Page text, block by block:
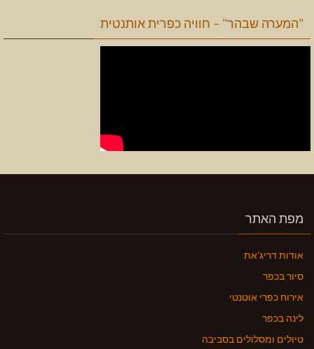
"המערה שבהר" – חוויה כפרית אותנטית
מפת האתר
אודות דריג'את
סיור בכפר
אירוח כפרי אוטנטי
לינה בכפר
טיולים ומסלולים בסביבה